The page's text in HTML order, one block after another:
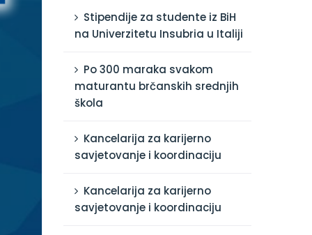
Stipendije za studente iz BiH
na Univerzitetu Insubria u Italiji
Po 300 maraka svakom
maturantu brčanskih srednjih
škola
Kancelarija za karijerno
savjetovanje i koordinaciju
Kancelarija za karijerno
savjetovanje i koordinaciju